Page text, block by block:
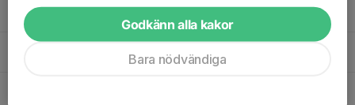
Leif HermanssonAdmin
Lagledare
Godkänn alla kakor
Bara nödvändiga